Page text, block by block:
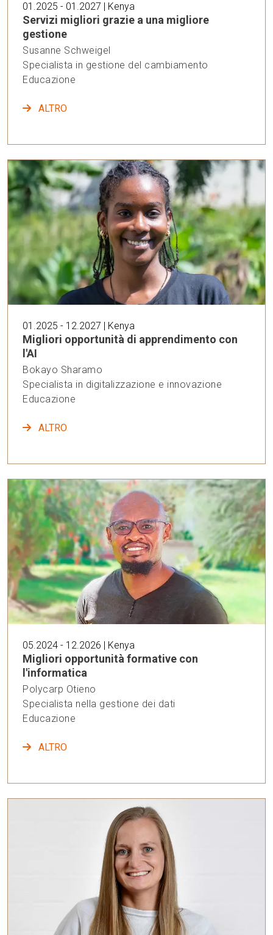
01.2025 - 01.2027 | Kenya
Servizi migliori grazie a una migliore
gestione
Susanne Schweigel
Specialista in gestione del cambiamento
Educazione
ALTRO
01.2025 - 12.2027 | Kenya
Migliori opportunità di apprendimento con
l'AI
Bokayo Sharamo
Specialista in digitalizzazione e innovazione
Educazione
ALTRO
05.2024 - 12.2026 | Kenya
Migliori opportunità formative con
l'informatica
Polycarp Otieno
Specialista nella gestione dei dati
Educazione
ALTRO